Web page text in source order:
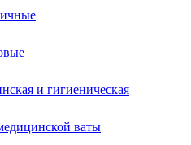
и гигиеническая
ваты